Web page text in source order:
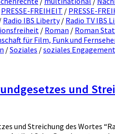
PRESSE-FREIHEIT / PRESSE-
Radio IBS Liberty/ Radio TV IBS
/ Roman / Roman
für Film, Funk und
/Soziales /soziales Engagement
und
und Streichung des Wortes